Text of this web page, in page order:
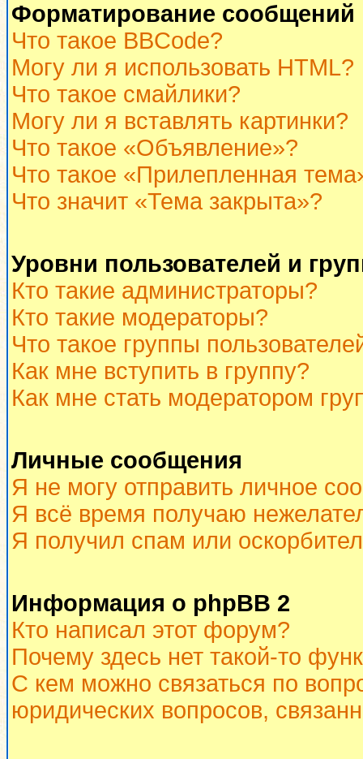
Форматирование
Что такое BBCode?
Могу ли я использовать HTML?
Что такое смайлики?
Могу ли я вставлять картинки?
Что такое «Объявление»?
Что такое «Прилепленная
Что значит «Тема закрыта»?
Уровни пользователей и
Кто такие администраторы?
Кто такие модераторы?
Что такое группы
Как мне вступить в группу?
Как мне стать модератором
Личные сообщения
Я не могу отправить личное
Я всё время получаю
Я получил спам или
Информация о phpBB 2
Кто написал этот форум?
Почему здесь нет такой-то
С кем можно связаться по
юридических вопросов,